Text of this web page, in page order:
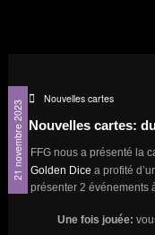
21 novembre 2023
Nouvelles cartes
Nouvelles cartes:
FFG nous a présenté la
Golden Dice a profité
présenter 2 événements
Une fois jouée: